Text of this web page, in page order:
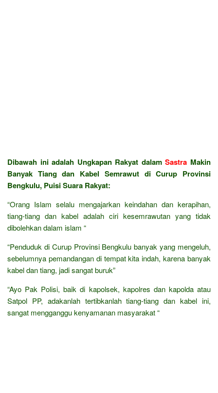
Dibawah ini adalah Ungkapan Rakyat dalamSastra Makin
Banyak Tiang dan Kabel Semrawut di Curup Provinsi
Bengkulu, Puisi Suara Rakyat:
“Orang Islam selalu mengajarkan keindahan dan kerapihan,
tiang-tiang dan kabel adalah ciri kesemrawutan yang tidak
dibolehkan dalam islam “
“Penduduk di Curup Provinsi Bengkulu banyak yang mengeluh,
sebelumnya pemandangan di tempat kita indah, karena banyak
kabel dan tiang, jadi sangat buruk”
“Ayo Pak Polisi, baik di kapolsek, kapolres dan kapolda atau
Satpol PP, adakanlah tertibkanlah tiang-tiang dan kabel ini,
sangat mengganggu kenyamanan masyarakat “